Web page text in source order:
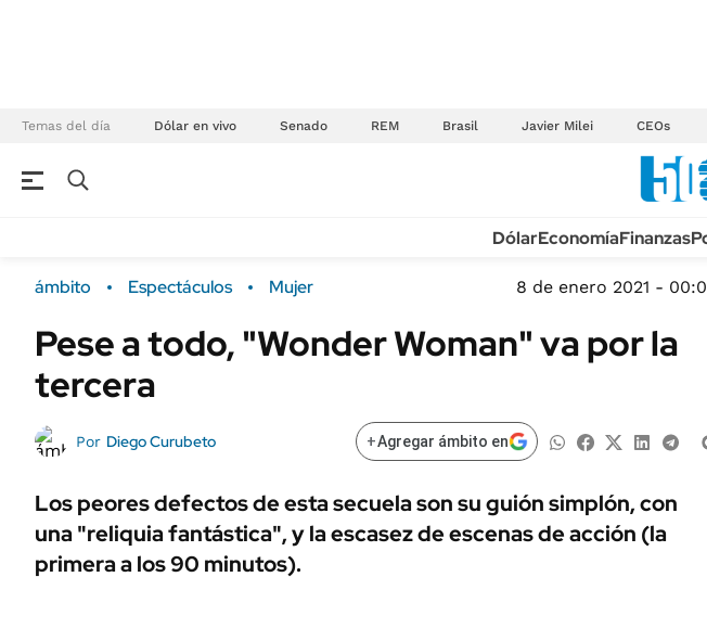
Temas del día Dólar en vivo Senado REM Brasil Javier Milei CEOs
Campo
FINANZAS
Mercados
ÁMBITO DEBATE
MEDIAKIT AMBITO DEBATE
Sustentabilidad
POLÍTICA
TECNOLOGÍA
MÉXICO
MUNDO
LIFESTYLE
AUTOS
DólarEconomíaFinanzas
ámbito Espectáculos Mujer 8 de enero 2021 -
Pese a todo, "Wonder Woman" va por la
tercera
Por Diego Curubeto +Agregar ámbito en
Los peores defectos de esta secuela son su guión simplón, con
una "reliquia fantástica", y la escasez de escenas de acción (la
primera a los 90 minutos).